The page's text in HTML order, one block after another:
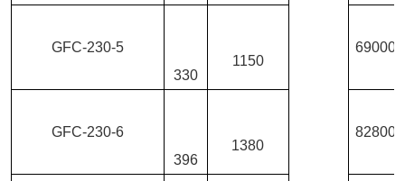
GFC-230-5
330
1150
69000
GFC-230-6
396
1380
82800